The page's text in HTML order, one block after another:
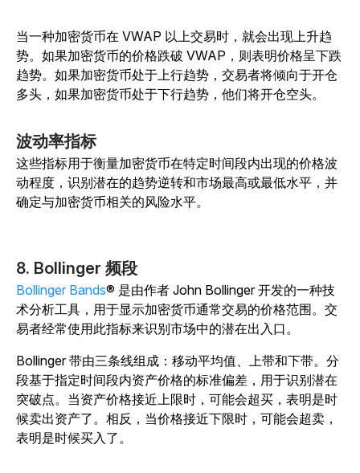
当一种加密货币在 VWAP 以上交易时，就会出现上升趋
势。如果加密货币的价格跌破 VWAP，则表明价格呈下跌
趋势。如果加密货币处于上行趋势，交易者将倾向于开仓
多头，如果加密货币处于下行趋势，他们将开仓空头。
波动率指标
这些指标用于衡量加密货币在特定时间段内出现的价格波
动程度，识别潜在的趋势逆转和市场最高或最低水平，并
确定与加密货币相关的风险水平。
8. Bollinger 频段
Bollinger Bands® 是由作者 John Bollinger 开发的一种技
术分析工具，用于显示加密货币通常交易的价格范围。 交
易者经常使用此指标来识别市场中的潜在出入口。
Bollinger 带由三条线组成：移动平均值、上带和下带。分
段基于指定时间段内资产价格的标准偏差，用于识别潜在
突破点。当资产价格接近上限时，可能会超买，表明是时
候卖出资产了。相反，当价格接近下限时，可能会超卖，
表明是时候买入了。